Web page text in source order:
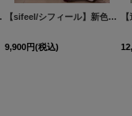
260609-1]
[5160YNdzwt-250829-1
[OF03] 【YN】dzwvCA 【sifeel/シフィール】新色登場！キャミソール/フロントジップ/花柄/シフォン/レース/レイヤード/フレア/ワンピースドレス/キャバドレス【XS-Lサイズ/4カラー】[OF03] 【IM】
9,900円(税込)